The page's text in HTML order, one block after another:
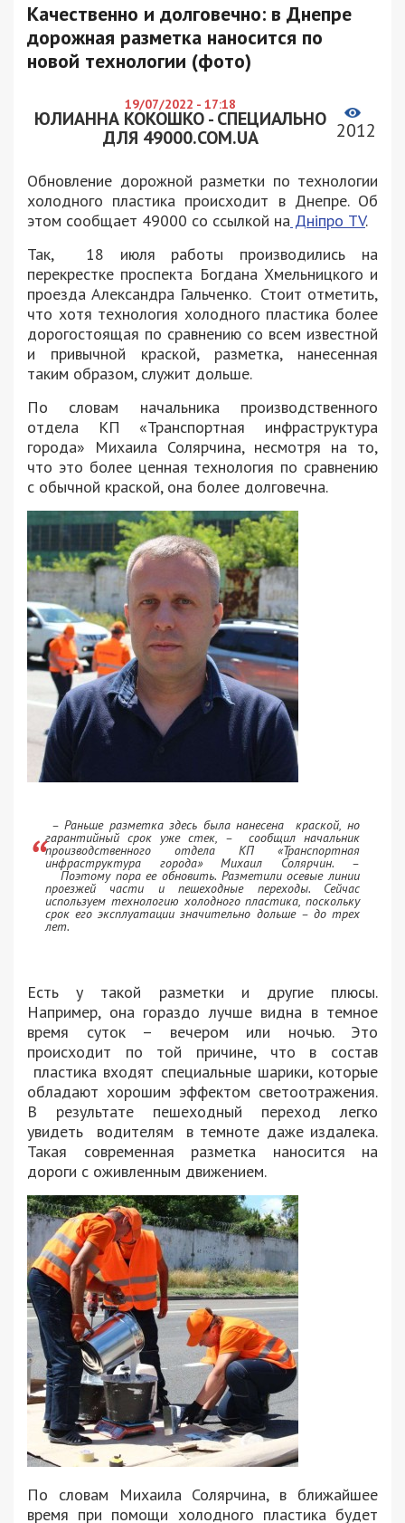
Качественно и долговечно: в Днепре
дорожная разметка наносится по
новой технологии (фото)
19/07/2022 - 17:18
ЮЛИАННА КОКОШКО - СПЕЦИАЛЬНО
ДЛЯ 49000.COM.UA
2012
Обновление дорожной разметки по технологии
холодного пластика происходит в Днепре. Об
этом сообщает 49000 со ссылкой на Дніпро TV.
Так, 18 июля работы производились на
перекрестке проспекта Богдана Хмельницкого и
проезда Александра Гальченко. Стоит отметить,
что хотя технология холодного пластика более
дорогостоящая по сравнению со всем известной
и привычной краской, разметка, нанесенная
таким образом, служит дольше.
По словам начальника производственного
отдела КП «Транспортная инфраструктура
города» Михаила Солярчина, несмотря на то,
что это более ценная технология по сравнению
с обычной краской, она более долговечна.
– Раньше разметка здесь была нанесена краской, но
гарантийный срок уже стек, – сообщил начальник
производственного отдела КП «Транспортная
инфраструктура города» Михаил Солярчин. –
Поэтому пора ее обновить. Разметили осевые линии
проезжей части и пешеходные переходы. Сейчас
используем технологию холодного пластика, поскольку
срок его эксплуатации значительно дольше – до трех
лет.
Есть у такой разметки и другие плюсы.
Например, она гораздо лучше видна в темное
время суток – вечером или ночью. Это
происходит по той причине, что в состав
пластика входят специальные шарики, которые
обладают хорошим эффектом светоотражения.
В результате пешеходный переход легко
увидеть водителям в темноте даже издалека.
Такая современная разметка наносится на
дороги с оживленным движением.
По словам Михаила Солярчина, в ближайшее
время при помощи холодного пластика будет